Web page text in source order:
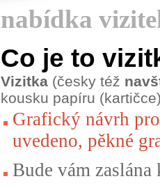
nabídka
Co je to
Vizitka (česky též
kousku papíru
Grafický návrh
uvedeno, pěkné
Bude vám